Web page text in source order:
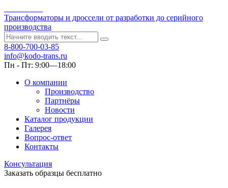
Трансформаторы и дроссели от разработки до серийного
производства
8-800-700-03-85
info@kodo-trans.ru
Пн - Пт: 9:00—18:00
О компании
Производство
Партнёры
Новости
Каталог продукции
Галерея
Вопрос-ответ
Контакты
Консультация
Заказать образцы бесплатно